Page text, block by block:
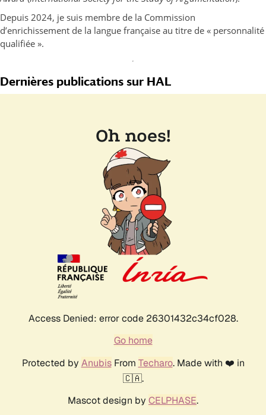
Depuis 2024, je suis membre de la Commission
d’enrichissement de la langue française au titre de « personnalité
qualifiée ».
Dernières publications sur HAL